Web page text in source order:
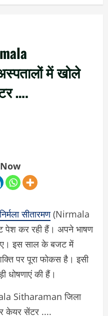
में खोले
….
सीतारमण(Nirmala
पेश कर रही हैं। अपने भाषण
इस साल के बजट में
पर पूरा फोकस है। इसी
धोषणाएं की हैं।